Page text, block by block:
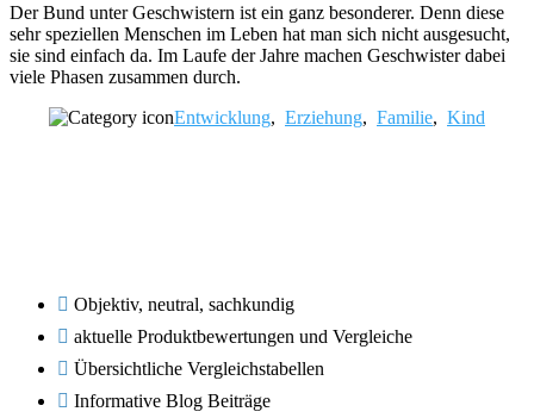
Der Bund unter Geschwistern ist ein ganz besonderer. Denn diese
sehr speziellen Menschen im Leben hat man sich nicht ausgesucht,
sie sind einfach da. Im Laufe der Jahre machen Geschwister dabei
viele Phasen zusammen durch.
Entwicklung, Erziehung, Familie, Kind
Objektiv, neutral, sachkundig
aktuelle Produktbewertungen und Vergleiche
Übersichtliche Vergleichstabellen
Informative Blog Beiträge